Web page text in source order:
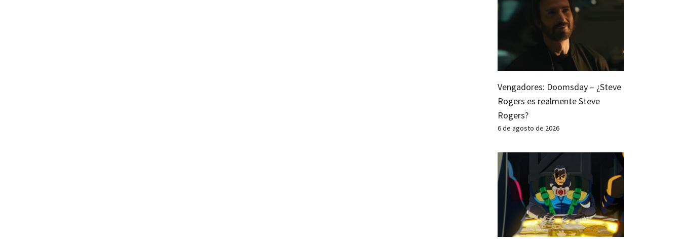
Vengadores: Doomsday – ¿Steve
Rogers es realmente Steve
Rogers?
6 de agosto de 2026